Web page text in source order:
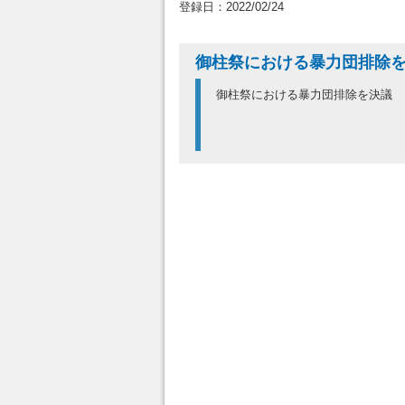
登録日：2022/02/24
御柱祭における暴力団排除
御柱祭における暴力団排除を決議